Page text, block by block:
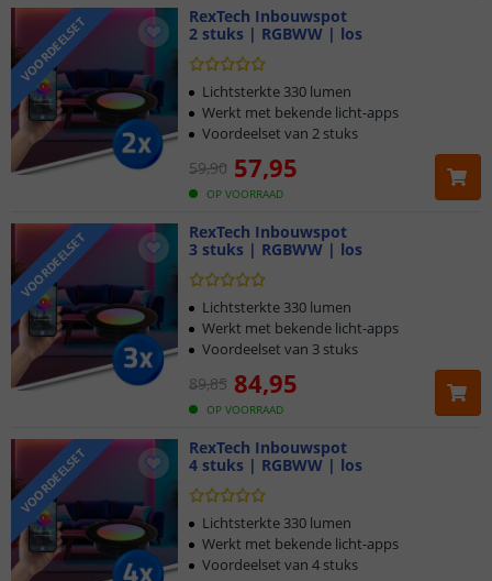
VOORDEELSET
RexTech Inbouwspot
2 stuks | RGBWW | los
OP VOORRAAD
59,90 57,95
Lichtsterkte 330 lumen
Werkt met bekende licht-apps
Voordeelset van 2 stuks
VOORDEELSET
RexTech Inbouwspot
3 stuks | RGBWW | los
OP VOORRAAD
89,85 84,95
Lichtsterkte 330 lumen
Werkt met bekende licht-apps
Voordeelset van 3 stuks
VOORDEELSET
RexTech Inbouwspot
4 stuks | RGBWW | los
Lichtsterkte 330 lumen
Werkt met bekende licht-apps
Voordeelset van 4 stuks